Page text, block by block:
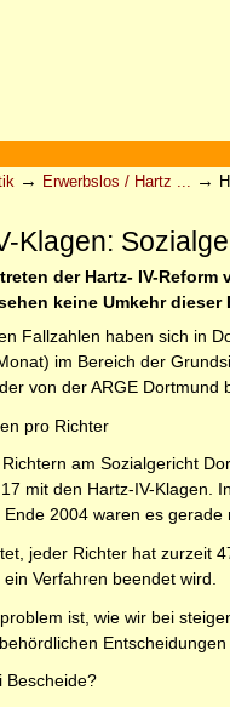
→ Erwerbslos / Hartz ... →
Klagen:
der Hartz- IV-
keine Umkehr
Fallzahlen haben sich in
im Bereich der
von der ARGE
pro Richter
am Sozialgericht
mit den Hartz-IV-Klagen.
Ende 2004 waren es gerade
jeder Richter hat zurzeit
Verfahren beendet wird.
ist, wie wir bei
Bescheide?